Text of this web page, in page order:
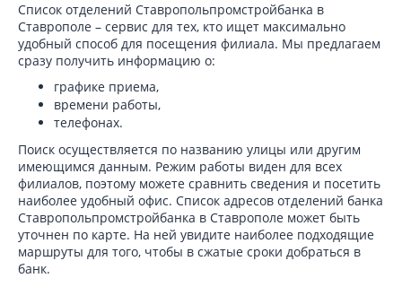
Список отделений Ставропольпромстройбанка в
Ставрополе – сервис для тех, кто ищет максимально
удобный способ для посещения филиала. Мы предлагаем
сразу получить информацию о:
графике приема,
времени работы,
телефонах.
Поиск осуществляется по названию улицы или другим
имеющимся данным. Режим работы виден для всех
филиалов, поэтому можете сравнить сведения и посетить
наиболее удобный офис. Список адресов отделений банка
Ставропольпромстройбанка в Ставрополе может быть
уточнен по карте. На ней увидите наиболее подходящие
маршруты для того, чтобы в сжатые сроки добраться в
банк.